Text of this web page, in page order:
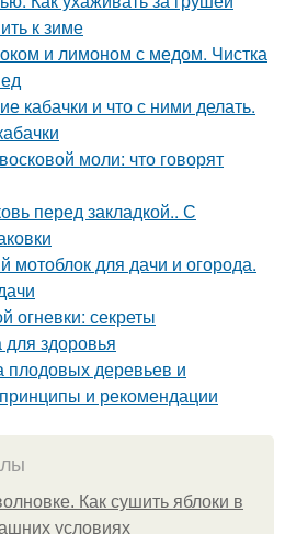
к зиме
и лимоном с медом. Чистка
кабачки и что с ними делать.
моли: что говорят
перед закладкой.. С
мотоблок для дачи и огорода.
огневки: секреты
для здоровья
плодовых деревьев и
и рекомендации
Как сушить яблоки в
условиях